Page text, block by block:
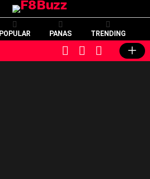
POPULAR PANAS TRENDING
SWITCH
SKIN
CART LOGIN